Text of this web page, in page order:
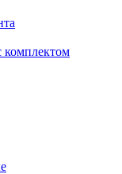
комплектом